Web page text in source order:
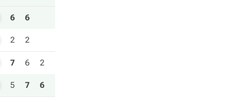
6 6
2 2
7 6 2
5 7 6